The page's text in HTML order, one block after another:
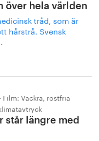
över hela världen
tråd, som är
hårstrå. Svensk
Film: Vackra, rostfria
står längre med